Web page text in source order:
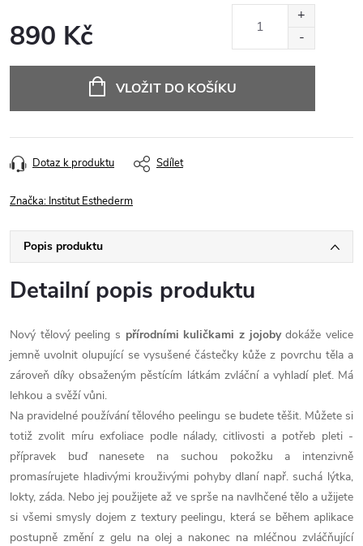
890 Kč
VLOŽIT DO KOŠÍKU
Dotaz k produktu Sdílet
Značka: Institut Esthederm
Popis produktu
Detailní popis produktu
Nový tělový peeling s přírodními kuličkami z jojobydokáže velice
jemně uvolnit olupující se vysušené částečky kůže z povrchu těla a
zároveň díky obsaženým pěstícím látkám zvláční a vyhladí pleť. Má
lehkou a svěží vůni.
Na pravidelné používání tělového peelingu se budete těšit. Můžete si
totiž zvolit míru exfoliace podle nálady, citlivosti a potřeb pleti -
přípravek buď nanesete na suchou pokožku a intenzivně
promasírujete hladivými krouživými pohyby dlaní např. suchá lýtka,
lokty, záda. Nebo jej použijete až ve sprše na navlhčené tělo a užijete
si všemi smysly dojem z textury peelingu, která se během aplikace
postupně změní z gelu na olej a nakonec na mléčnou zvláčňující